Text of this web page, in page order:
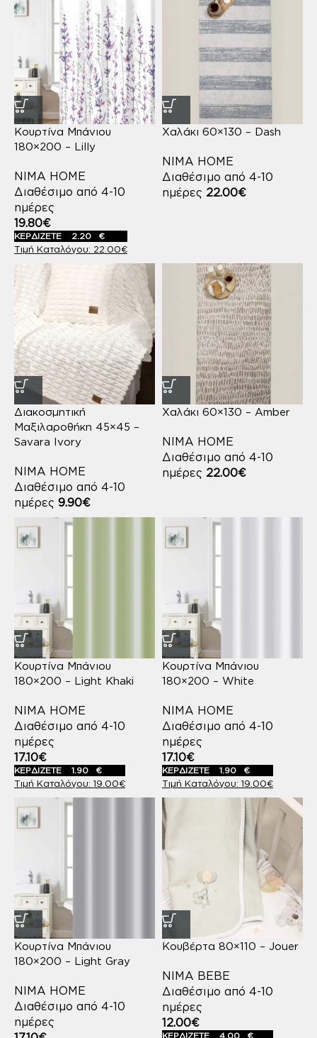
Κουρτίνα Μπάνιου
180×200 – Lilly
NIMA HOME
Διαθέσιμο από 4-10
ημέρες
22.00€
19.80€
ΚΕΡΔΙΖΕΤΕ 2.20 €
Χαλάκι 60×130 – Dash
NIMA HOME
Διαθέσιμο από 4-10
ημέρες 22.00€
Διακοσμητική
Μαξιλαροθήκη 45×45 –
Savara Ivory
NIMA HOME
Διαθέσιμο από 4-10
ημέρες 9.90€
Χαλάκι 60×130 – Amber
NIMA HOME
Διαθέσιμο από 4-10
ημέρες 22.00€
Κουρτίνα Μπάνιου
180×200 – Light Khaki
NIMA HOME
Διαθέσιμο από 4-10
ημέρες
19.00€
17.10€
ΚΕΡΔΙΖΕΤΕ 1.90 €
Κουρτίνα Μπάνιου
180×200 – White
NIMA HOME
Διαθέσιμο από 4-10
ημέρες
19.00€
17.10€
ΚΕΡΔΙΖΕΤΕ 1.90 €
Κουρτίνα Μπάνιου
180×200 – Light Gray
NIMA HOME
Διαθέσιμο από 4-10
ημέρες
Κουβέρτα 80×110 – Jouer
NIMA BEBE
Διαθέσιμο από 4-10
ημέρες
12.00€
ΚΕΡΔΙΖΕΤΕ 4.00 €